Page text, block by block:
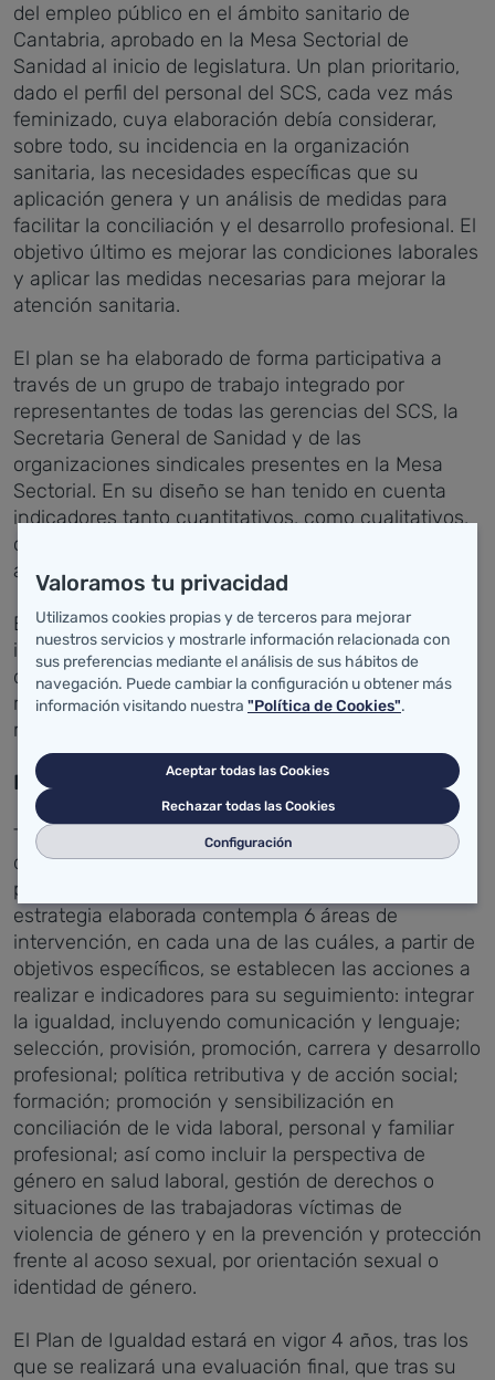
del empleo público en el ámbito sanitario de
Cantabria, aprobado en la Mesa Sectorial de
Sanidad al inicio de legislatura. Un plan prioritario,
dado el perfil del personal del SCS, cada vez más
feminizado, cuya elaboración debía considerar,
sobre todo, su incidencia en la organización
sanitaria, las necesidades específicas que su
aplicación genera y un análisis de medidas para
facilitar la conciliación y el desarrollo profesional. El
objetivo último es mejorar las condiciones laborales
y aplicar las medidas necesarias para mejorar la
atención sanitaria.
El plan se ha elaborado de forma participativa a
través de un grupo de trabajo integrado por
representantes de todas las gerencias del SCS, la
Secretaria General de Sanidad y de las
organizaciones sindicales presentes en la Mesa
Sectorial. En su diseño se han tenido en cuenta
indicadores tanto cuantitativos, como cualitativos,
obtenidos de una encuesta anónima, en la que se
animó a participar a todo el personal del SCS.
El Plan de Igualdad del SCS se concibe como un
instrumento abierto y dinámico, que se irá
desarrollando progresivamente, y adaptando a los
resultados de la evaluación continua de las
medidas que establece.
Pasos siguientes
Tras su entrada en vigor, las propuestas y medidas
que contempla se irán integrando de forma
paulatina en la política de recursos humanos. La
estrategia elaborada contempla 6 áreas de
intervención, en cada una de las cuáles, a partir de
objetivos específicos, se establecen las acciones a
realizar e indicadores para su seguimiento: integrar
la igualdad, incluyendo comunicación y lenguaje;
selección, provisión, promoción, carrera y desarrollo
profesional; política retributiva y de acción social;
formación; promoción y sensibilización en
conciliación de le vida laboral, personal y familiar
profesional; así como incluir la perspectiva de
género en salud laboral, gestión de derechos o
situaciones de las trabajadoras víctimas de
violencia de género y en la prevención y protección
frente al acoso sexual, por orientación sexual o
identidad de género.
El Plan de Igualdad estará en vigor 4 años, tras los
que se realizará una evaluación final, que tras su
Valoramos tu privacidad
Utilizamos cookies propias y de terceros para mejorar
nuestros servicios y mostrarle información relacionada con
sus preferencias mediante el análisis de sus hábitos de
navegación. Puede cambiar la configuración u obtener más
información visitando nuestra "Política de Cookies".
Aceptar todas las Cookies
Rechazar todas las Cookies
Configuración